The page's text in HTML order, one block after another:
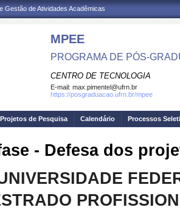
Gestão de Atividades Acadêmicas
MPEE
PROGRAMA DE PÓS-
CENTRO DE TECNOLOGIA
E-mail: max.pimentel@ufrn.br
https://posgraduacao.ufrn.br/mpee
Projetos de Pesquisa Calendário Processos
- Defesa dos